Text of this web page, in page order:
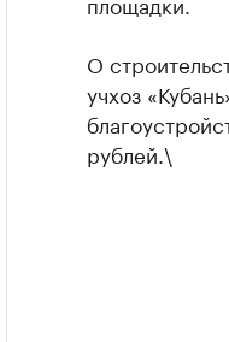
О
учхоз
рублей.\